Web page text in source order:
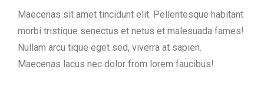
Maecenas sit amet tincidunt elit. Pellentesque habitant
morbi tristique senectus et netus et malesuada fames!
Nullam arcu tique eget sed, viverra at sapien.
Maecenas lacus nec dolor from lorem faucibus!